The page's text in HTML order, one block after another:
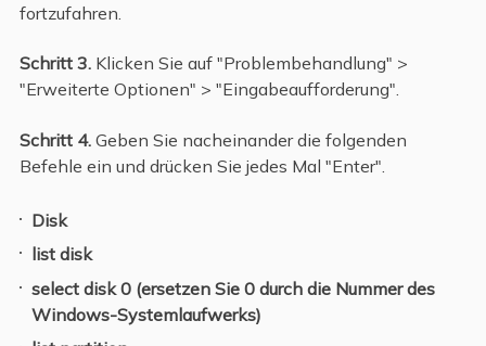
fortzufahren.
Schritt 3.Klicken Sie auf "Problembehandlung" >
"Erweiterte Optionen" > "Eingabeaufforderung".
Schritt 4. Geben Sie nacheinander die folgenden
Befehle ein und drücken Sie jedes Mal "Enter".
Disk
list disk
select disk 0 (ersetzen Sie 0 durch die Nummer des
Windows-Systemlaufwerks)